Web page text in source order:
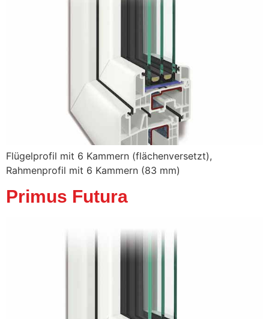
Flügelprofil mit 6 Kammern (flächenversetzt),
Rahmenprofil mit 6 Kammern (83 mm)
Primus Futura